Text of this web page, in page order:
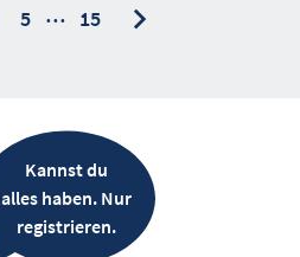
5 … 15nächste
Kannst du
alles haben. Nur
registrieren.